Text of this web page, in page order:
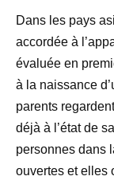
Dans les pays
accordée à
évaluée en
à la naissance
parents
déjà à l’état de
personnes dans
ouvertes et elles